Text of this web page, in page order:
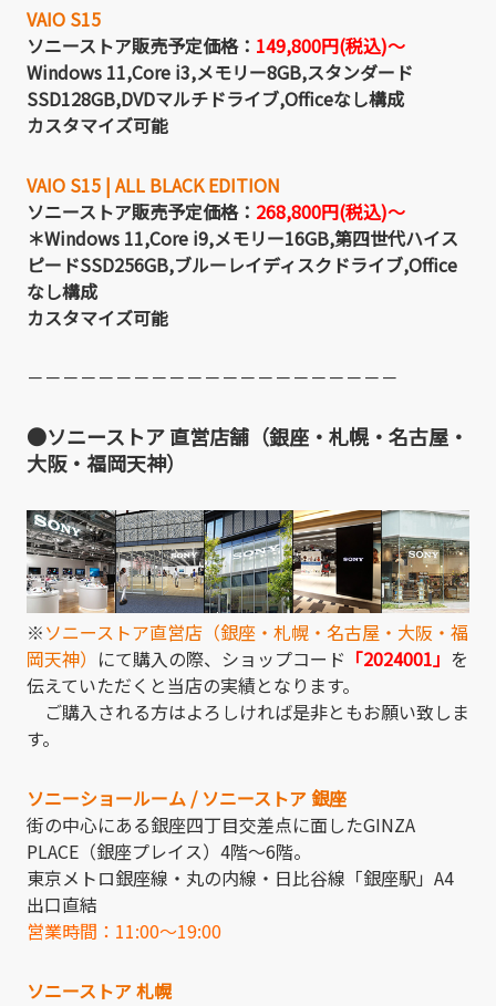
VAIO S15
ソニーストア販売予定価格： 149,800円(税込)～
Windows 11,Core i3,メモリー8GB,スタンダード
SSD128GB,DVDマルチドライブ,Officeなし構成
カスタマイズ可能
VAIO S15 | ALL BLACK EDITION
ソニーストア販売予定価格： 268,800円(税込)～
＊Windows 11,Core i9,メモリー16GB,第四世代ハイス
ピードSSD256GB,ブルーレイディスクドライブ,Office
なし構成
カスタマイズ可能
－－－－－－－－－－－－－－－－－－－－－
●ソニーストア 直営店舗（銀座・札幌・名古屋・
大阪・福岡天神）
※ソニーストア直営店（銀座・札幌・名古屋・大阪・福
岡天神） にて購入の際、ショップコード 「2024001」 を
伝えていただくと当店の実績となります。
ご購入される方はよろしければ是非ともお願い致しま
す。
ソニーショールーム / ソニーストア 銀座
街の中心にある銀座四丁目交差点に面したGINZA
PLACE（銀座プレイス）4階～6階。
東京メトロ銀座線・丸の内線・日比谷線「銀座駅」A4
出口直結
営業時間：11:00～19:00
ソニーストア 札幌